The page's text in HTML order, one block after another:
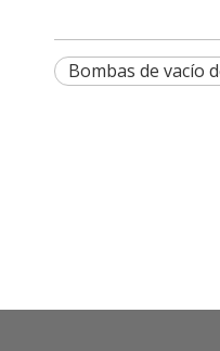
Bombas de vacío